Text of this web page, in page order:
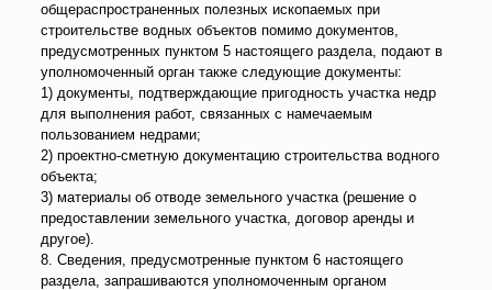
общераспространенных полезных ископаемых при
строительстве водных объектов помимо документов,
предусмотренных пунктом 5 настоящего раздела, подают в
уполномоченный орган также следующие документы:
1) документы, подтверждающие пригодность участка недр
для выполнения работ, связанных с намечаемым
пользованием недрами;
2) проектно-сметную документацию строительства водного
объекта;
3) материалы об отводе земельного участка (решение о
предоставлении земельного участка, договор аренды и
другое).
8. Сведения, предусмотренные пунктом 6 настоящего
раздела, запрашиваются уполномоченным органом